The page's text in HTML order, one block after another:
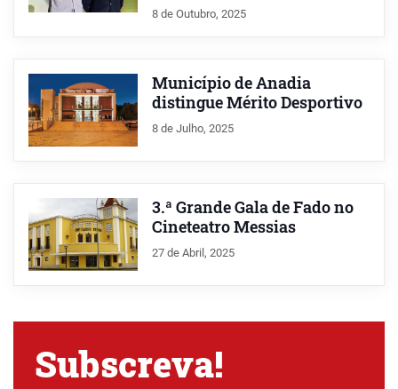
8 de Outubro, 2025
Município de Anadia
distingue Mérito Desportivo
8 de Julho, 2025
3.ª Grande Gala de Fado no
Cineteatro Messias
27 de Abril, 2025
Subscreva!